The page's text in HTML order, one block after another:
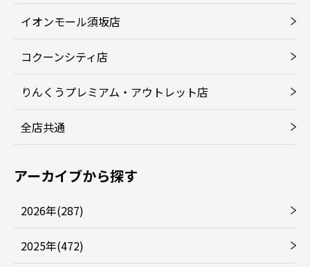
イオンモール須坂店
コクーンシティ店
りんくうプレミアム・アウトレット店
全店共通
アーカイブから探す
2026年(287)
2025年(472)